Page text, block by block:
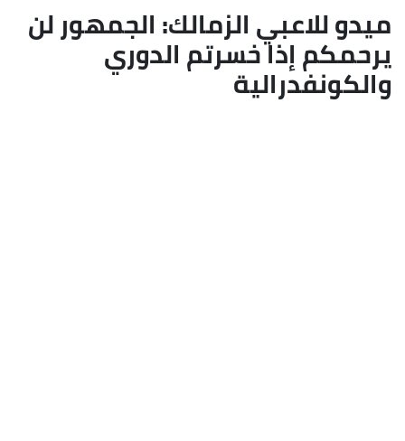
ميدو للاعبي الزمالك: الجمهور لن
يرحمكم إذا خسرتم الدوري
والكونفدرالية